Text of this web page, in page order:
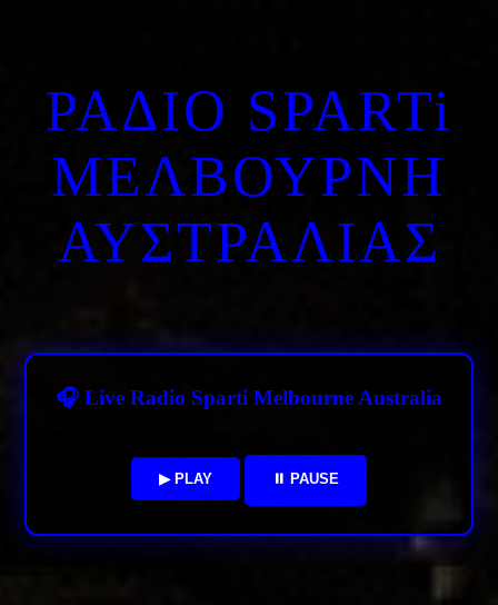
ΡΑΔΙΟ SPARTi
ΜΕΛΒΟΥΡΝΗ
ΑΥΣΤΡΑΛΙΑΣ
🎧 Live Radio Sparti Melbourne Australia
▶ PLAY ⏸ PAUSE